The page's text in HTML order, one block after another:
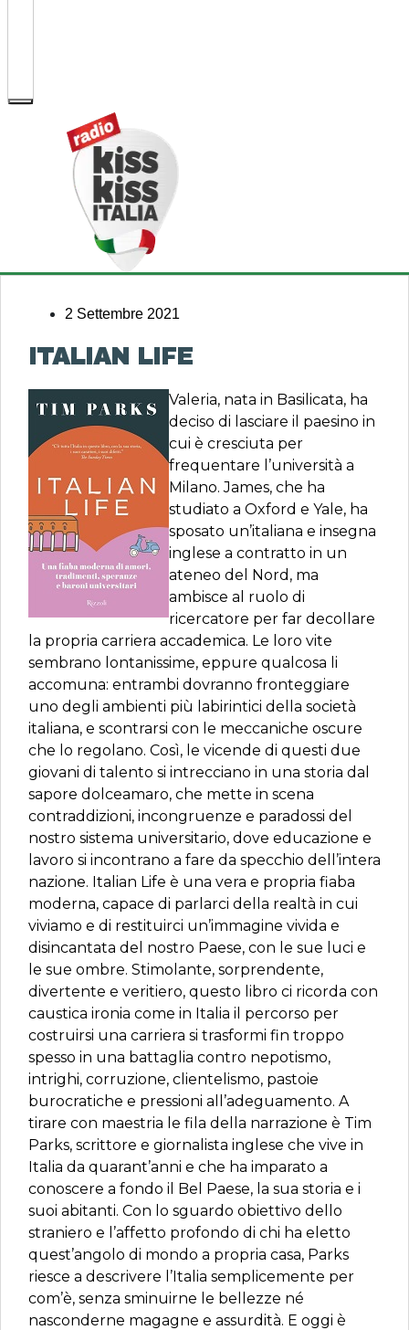
2 Settembre 2021
ITALIAN LIFE
Valeria, nata in Basilicata, ha
deciso di lasciare il paesino in
cui è cresciuta per
frequentare l’università a
Milano. James, che ha
studiato a Oxford e Yale, ha
sposato un’italiana e insegna
inglese a contratto in un
ateneo del Nord, ma
ambisce al ruolo di
ricercatore per far decollare
la propria carriera accademica. Le loro vite
sembrano lontanissime, eppure qualcosa li
accomuna: entrambi dovranno fronteggiare
uno degli ambienti più labirintici della società
italiana, e scontrarsi con le meccaniche oscure
che lo regolano. Così, le vicende di questi due
giovani di talento si intrecciano in una storia dal
sapore dolceamaro, che mette in scena
contraddizioni, incongruenze e paradossi del
nostro sistema universitario, dove educazione e
lavoro si incontrano a fare da specchio dell’intera
nazione. Italian Life è una vera e propria fiaba
moderna, capace di parlarci della realtà in cui
viviamo e di restituirci un’immagine vivida e
disincantata del nostro Paese, con le sue luci e
le sue ombre. Stimolante, sorprendente,
divertente e veritiero, questo libro ci ricorda con
caustica ironia come in Italia il percorso per
costruirsi una carriera si trasformi fin troppo
spesso in una battaglia contro nepotismo,
intrighi, corruzione, clientelismo, pastoie
burocratiche e pressioni all’adeguamento. A
tirare con maestria le fila della narrazione è Tim
Parks, scrittore e giornalista inglese che vive in
Italia da quarant’anni e che ha imparato a
conoscere a fondo il Bel Paese, la sua storia e i
suoi abitanti. Con lo sguardo obiettivo dello
straniero e l’affetto profondo di chi ha eletto
quest’angolo di mondo a propria casa, Parks
riesce a descrivere l’Italia semplicemente per
com’è, senza sminuirne le bellezze né
nasconderne magagne e assurdità. E oggi è